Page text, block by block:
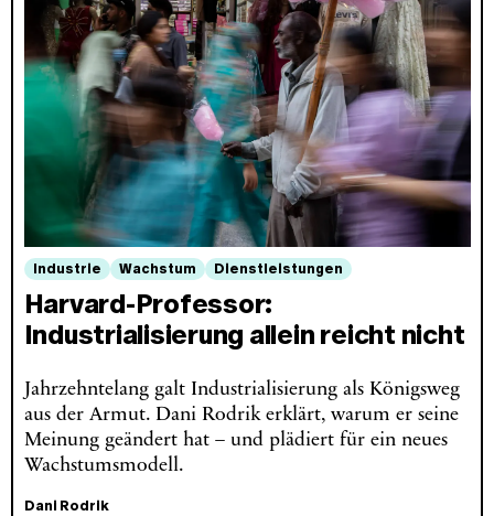
Industrie Wachstum Dienstleistungen
Harvard-Professor:
Industrialisierung allein reicht nicht
Jahrzehntelang galt Industrialisierung als Königsweg
aus der Armut. Dani Rodrik erklärt, warum er seine
Meinung geändert hat – und plädiert für ein neues
Wachstumsmodell.
Dani Rodrik